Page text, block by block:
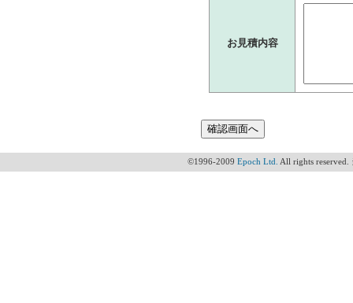
お見積内容
©1996-2009 Epoch Ltd. All rights